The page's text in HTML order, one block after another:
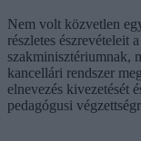
Nem volt közvetlen
részletes észrevételeit
szakminisztériumnak,
kancellári rendszer
elnevezés kivezetését
pedagógusi